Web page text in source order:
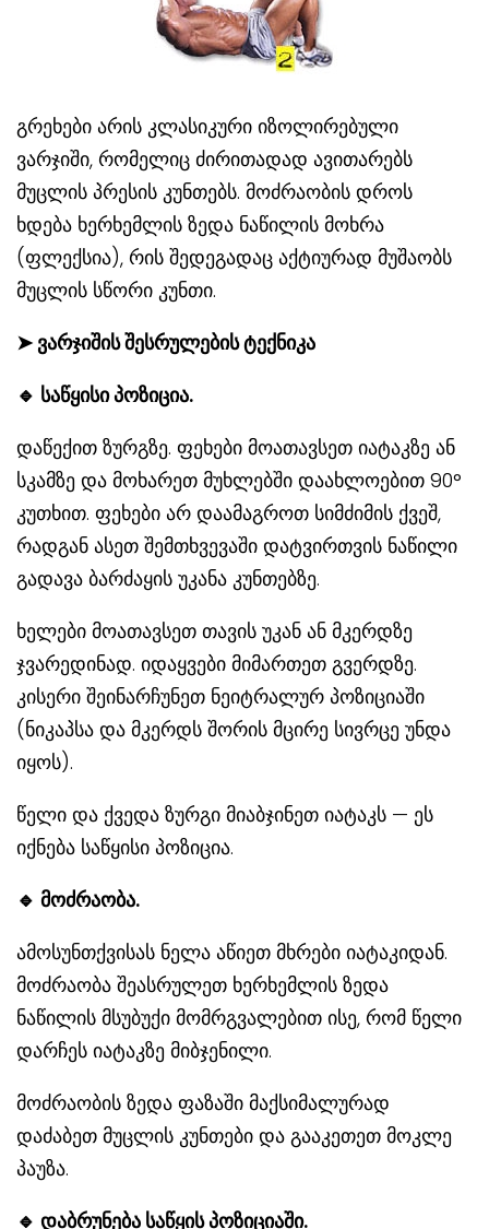
გრეხები არის კლასიკური იზოლირებული
ვარჯიში, რომელიც ძირითადად ავითარებს
მუცლის პრესის კუნთებს. მოძრაობის დროს
ხდება ხერხემლის ზედა ნაწილის მოხრა
(ფლექსია), რის შედეგადაც აქტიურად მუშაობს
მუცლის სწორი კუნთი.
➤ვარჯიშის შესრულების ტექნიკა
🔹 საწყისი პოზიცია.
დაწექით ზურგზე. ფეხები მოათავსეთ იატაკზე ან
სკამზე და მოხარეთ მუხლებში დაახლოებით 90°
კუთხით. ფეხები არ დაამაგროთ სიმძიმის ქვეშ,
რადგან ასეთ შემთხვევაში დატვირთვის ნაწილი
გადავა ბარძაყის უკანა კუნთებზე.
ხელები მოათავსეთ თავის უკან ან მკერდზე
ჯვარედინად. იდაყვები მიმართეთ გვერდზე.
კისერი შეინარჩუნეთ ნეიტრალურ პოზიციაში
(ნიკაპსა და მკერდს შორის მცირე სივრცე უნდა
იყოს).
წელი და ქვედა ზურგი მიაბჯინეთ იატაკს — ეს
იქნება საწყისი პოზიცია.
🔹 მოძრაობა.
ამოსუნთქვისას ნელა აწიეთ მხრები იატაკიდან.
მოძრაობა შეასრულეთ ხერხემლის ზედა
ნაწილის მსუბუქი მომრგვალებით ისე, რომ წელი
დარჩეს იატაკზე მიბჯენილი.
მოძრაობის ზედა ფაზაში მაქსიმალურად
დაძაბეთ მუცლის კუნთები და გააკეთეთ მოკლე
პაუზა.
🔹 დაბრუნება საწყის პოზიციაში.